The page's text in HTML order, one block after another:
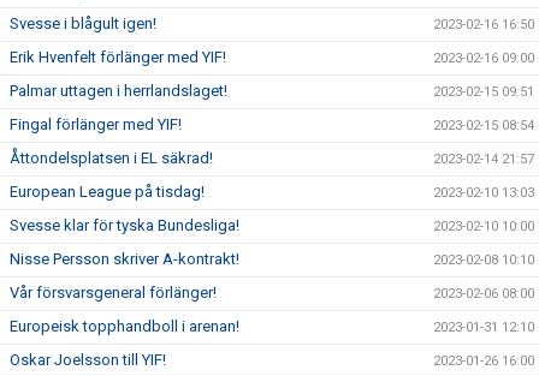
Svesse i blågult igen! 2023-02-16 16:50
Erik Hvenfelt förlänger med YIF! 2023-02-16 09:00
Palmar uttagen i herrlandslaget! 2023-02-15 09:51
Fingal förlänger med YIF! 2023-02-15 08:54
Åttondelsplatsen i EL säkrad! 2023-02-14 21:57
European League på tisdag! 2023-02-10 13:03
Svesse klar för tyska Bundesliga! 2023-02-10 10:00
Nisse Persson skriver A-kontrakt! 2023-02-08 10:10
Vår försvarsgeneral förlänger! 2023-02-06 08:00
Europeisk topphandboll i arenan! 2023-01-31 12:10
Oskar Joelsson till YIF! 2023-01-26 16:00